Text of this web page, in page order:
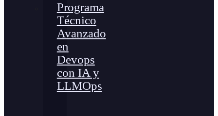
Programa
Técnico
Avanzado
en
Devops
con IA y
LLMOps